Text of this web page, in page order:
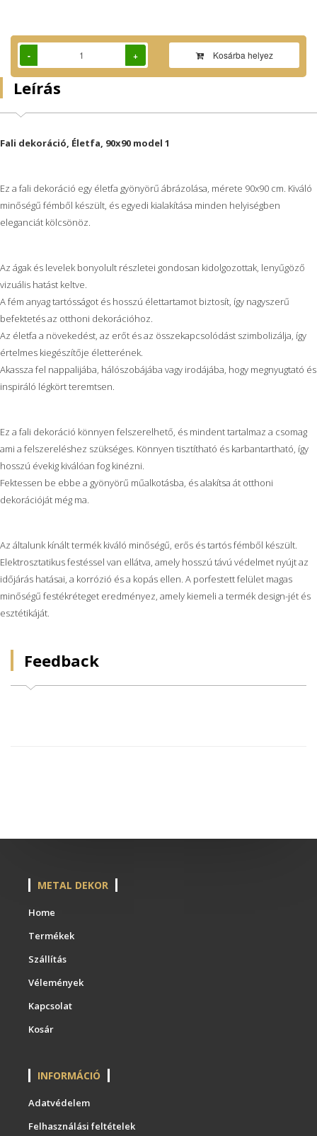
- + Kosárba helyez
Leírás
Fali dekoráció, Életfa, 90x90 model 1
Ez a fali dekoráció egy életfa gyönyörű ábrázolása, mérete 90x90 cm. Kiváló
minőségű fémből készült, és egyedi kialakítása minden helyiségben
eleganciát kölcsönöz.
Az ágak és levelek bonyolult részletei gondosan kidolgozottak, lenyűgöző
vizuális hatást keltve.
A fém anyag tartósságot és hosszú élettartamot biztosít, így nagyszerű
befektetés az otthoni dekorációhoz.
Az életfa a növekedést, az erőt és az összekapcsolódást szimbolizálja, így
értelmes kiegészítője életterének.
Akassza fel nappalijába, hálószobájába vagy irodájába, hogy megnyugtató és
inspiráló légkört teremtsen.
Ez a fali dekoráció könnyen felszerelhető, és mindent tartalmaz a csomag
ami a felszereléshez szükséges. Könnyen tisztítható és karbantartható, így
hosszú évekig kiválóan fog kinézni.
Fektessen be ebbe a gyönyörű műalkotásba, és alakítsa át otthoni
dekorációját még ma.
Az általunk kínált termék kiváló minőségű, erős és tartós fémből készült.
Elektrosztatikus festéssel van ellátva, amely hosszú távú védelmet nyújt az
időjárás hatásai, a korrózió és a kopás ellen. A porfestett felület magas
minőségű festékréteget eredményez, amely kiemeli a termék design-jét és
esztétikáját.
Feedback
METAL DEKOR
Home
Termékek
Szállítás
Vélemények
Kapcsolat
Kosár
INFORMÁCIÓ
Adatvédelem
Felhasználási feltételek